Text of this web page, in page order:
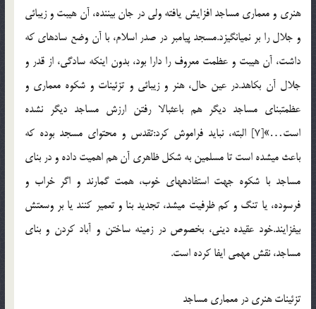
هنری و معماری مساجد افزایش یافته ولی در جان بیننده، آن هیبت و زیبائی
و جلال را بر نمی‏انگیزد.مسجد پیامبر در صدر اسلام، با آن وضع ساده‏ای که
داشت، آن هیبت و عظمت معروف را دارا بود، بدون اینکه سادگی، از قدر و
جلال آن بکاهد.در عین حال، هنر و زیبائی و تزئینات و شکوه معماری و
عظمت‏بنای مساجد دیگر هم باعث‏بالا رفتن ارزش مساجد دیگر نشده
است…»[7] البته، نباید فراموش کرد:تقدس و محتوای مسجد بوده که
باعث می‏شده است تا مسلمین به شکل ظاهری آن هم اهمیت داده و در بنای
مساجد با شکوه جهت استفاده‏های خوب، همت گمارند و اگر خراب و
فرسوده، یا تنگ و کم ظرفیت می‏شد، تجدید بنا و تعمیر کنند یا بر وسعتش
بیفزایند.خود عقیده دینی، بخصوص در زمینه ساختن و آباد کردن و بنای
مساجد، نقش مهمی ایفا کرده است.
تزئینات هنری در معماری مساجد